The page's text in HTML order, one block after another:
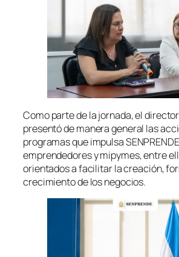
Como parte de la jornada, el
presentó de manera general las
programas que impulsa
emprendedores y mipymes, entre
orientados a facilitar la creación,
crecimiento de los negocios.